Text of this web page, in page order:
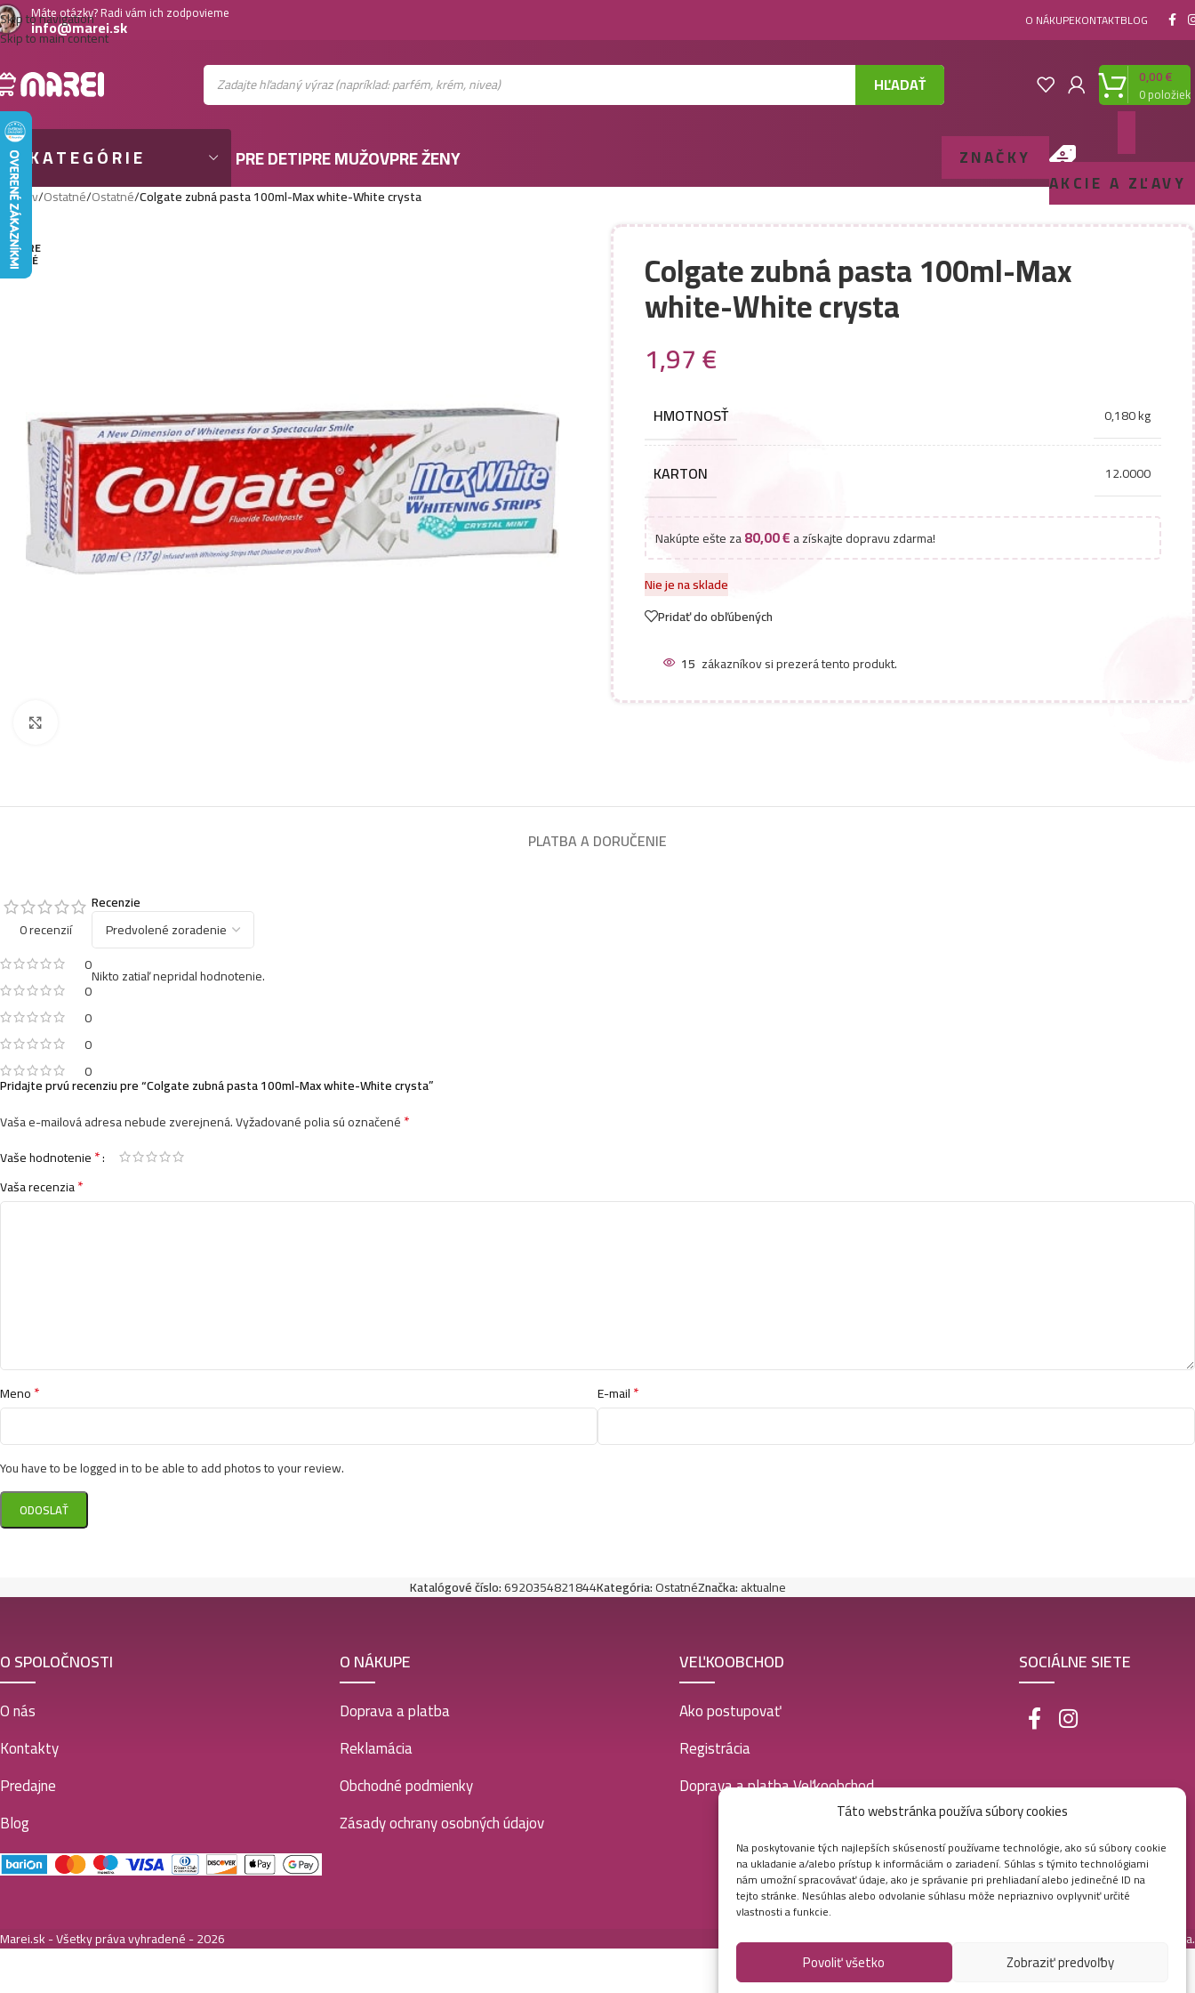
Táto webstránka používa súbory cookies
Na poskytovanie tých najlepších skúseností používame technológie, ako sú súbory cookie
na ukladanie a/alebo prístup k informáciám o zariadení. Súhlas s týmito technológiami
nám umožní spracovávať údaje, ako je správanie pri prehliadaní alebo jedinečné ID na
tejto stránke. Nesúhlas alebo odvolanie súhlasu môže nepriaznivo ovplyvniť určité
vlastnosti a funkcie.
Povoliť všetko Zobraziť predvoľby
Skip to navigation
Skip to main content
Máte otázky? Radi vám ich zodpovieme
info@marei.sk O NÁKUPEKONTAKTBLOG
HĽADAŤ 0položiek
0,00€
KATEGÓRIE PRE DETIPRE MUŽOVPRE ŽENY
ZNAČKY
AKCIE A ZĽAVY
Domov/Ostatné/Ostatné/Colgate zubná pasta 100ml-Max white-White crysta
VYPRE
DANÉ Colgate zubná pasta 100ml-Max
white-White crysta
1,97€
HMOTNOSŤ 0,180 kg
KARTON 12.0000
Nakúpte ešte za80,00€a získajte dopravu zdarma!
Nie je na sklade
Pridať do obľúbených
15 zákazníkov si prezerá tento produkt.
PLATBA A DORUČENIE
0 recenzií
0
0
0
0
0
Recenzie
Nikto zatiaľ nepridal hodnotenie.
Pridajte prvú recenziu pre “Colgate zubná pasta 100ml-Max white-White crysta”
Vaša e-mailová adresa nebude zverejnená.Vyžadované polia sú označené*
Vaše hodnotenie*
Vaša recenzia*
Meno* E-mail*
You have to be logged in to be able to add photos to your review.
Katalógové číslo:6920354821844Kategória:OstatnéZnačka:aktualne
O SPOLOČNOSTI
O nás
Kontakty
Predajne
Blog
O NÁKUPE
Doprava a platba
Reklamácia
Obchodné podmienky
Zásady ochrany osobných údajov
VEĽKOOBCHOD
Ako postupovať
Registrácia
Doprava a platba Veľkoobchod
SOCIÁLNE SIETE
Marei.sk - Všetky práva vyhradené - 2026 Ametica.